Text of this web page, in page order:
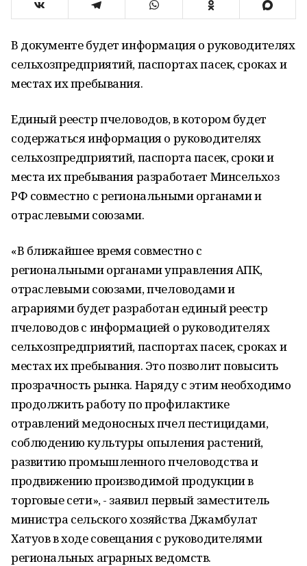
В документе будет информация о руководителях
сельхозпредприятий, паспортах пасек, сроках и
местах их пребывания.
Единый реестр пчеловодов, в котором будет
содержаться информация о руководителях
сельхозпредприятий, паспорта пасек, сроки и
места их пребывания разработает Минсельхоз
РФ совместно с региональными органами и
отраслевыми союзами.
«В ближайшее время совместно с
региональными органами управления АПК,
отраслевыми союзами, пчеловодами и
аграриями будет разработан единый реестр
пчеловодов с информацией о руководителях
сельхозпредприятий, паспортах пасек, сроках и
местах их пребывания. Это позволит повысить
прозрачность рынка. Наряду с этим необходимо
продолжить работу по профилактике
отравлений медоносных пчел пестицидами,
соблюдению культуры опыления растений,
развитию промышленного пчеловодства и
продвижению производимой продукции в
торговые сети», - заявил первый заместитель
министра сельского хозяйства Джамбулат
Хатуов в ходе совещания с руководителями
региональных аграрных ведомств.